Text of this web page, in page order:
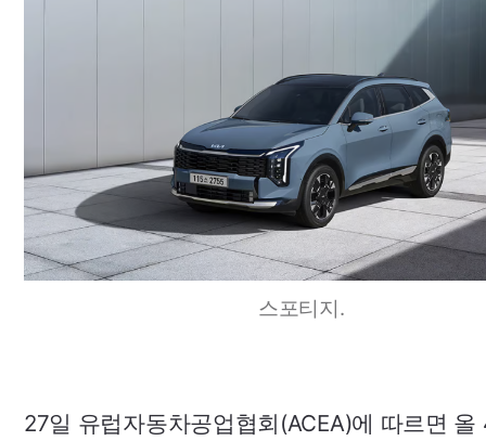
스포티지.
27일 유럽자동차공업협회(ACEA)에 따르면 올